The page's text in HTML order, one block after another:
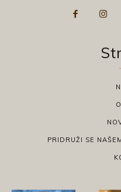
PRIDRUŽI SE